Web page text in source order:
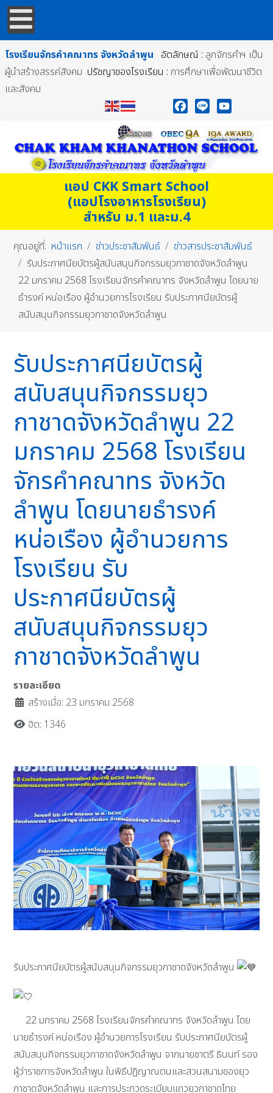
โรงเรียนจักรคำคณาทร จังหวัดลำพูน อัตลักษณ์ : ลูกจักรคำฯ เป็น
ผู้นำสร้างสรรค์สังคม ปรัชญาของโรงเรียน : การศึกษาเพื่อพัฒนาชีวิต
และสังคม
แอป CKK Smart School
(แอปโรงอาหารโรงเรียน)
สำหรับ ม.1 และม.4
คุณอยู่ที่: หน้าแรก ข่าวประชาสัมพันธ์
ข่าวสารประชาสัมพันธ์
รับประกาศนียบัตรผู้สนับสนุนกิจกรรมยุวกาชาดจังหวัดลำพูน
22 มกราคม 2568 โรงเรียนจักรคำคณาทร จังหวัดลำพูน โดยนาย
ธำรงค์ หน่อเรือง ผู้อำนวยการโรงเรียน รับประกาศนียบัตรผู้
สนับสนุนกิจกรรมยุวกาชาดจังหวัดลำพูน
รับประกาศนียบัตรผู้
สนับสนุนกิจกรรมยุว
กาชาดจังหวัดลำพูน 22
มกราคม 2568 โรงเรียน
จักรคำคณาทร จังหวัด
ลำพูน โดยนายธำรงค์
หน่อเรือง ผู้อำนวยการ
โรงเรียน รับ
ประกาศนียบัตรผู้
สนับสนุนกิจกรรมยุว
กาชาดจังหวัดลำพูน
รายละเอียด
สร้างเมื่อ: 23 มกราคม 2568
ฮิต: 1346
รับประกาศนียบัตรผู้สนับสนุนกิจกรรมยุวกาชาดจังหวัดลำพูน
22 มกราคม 2568 โรงเรียนจักรคำคณาทร จังหวัดลำพูน โดย
นายธำรงค์ หน่อเรือง ผู้อำนวยการโรงเรียน รับประกาศนียบัตรผู้
สนับสนุนกิจกรรมยุวกาชาดจังหวัดลำพูน จากนายชาตรี ธินนท์ รอง
ผู้ว่าราชการจังหวัดลำพูน ในพิธีปฏิญาณตนและสวนสนามของยุว
กาชาดจังหวัดลำพูน และการประกวดระเบียบแถวยุวกาชาดไทย